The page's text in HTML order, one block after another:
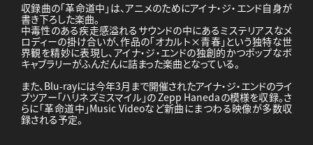
収録曲の「革命道中」は、アニメのためにアイナ・ジ・エンド自身が
書き下ろした楽曲。
中毒性のある疾走感溢れるサウンドの中にあるミステリアスなメ
ロディーの掛け合いが、作品の「オカルト×青春」という独特な世
界観を精妙に表現し、アイナ・ジ・エンドの独創的かつポップなボ
キャブラリーがふんだんに詰まった楽曲となっている。
また、Blu-rayには今年3月まで開催されたアイナ・ジ・エンドのライ
ブツアー「ハリネズミスマイル」の Zepp Hanedaの模様を収録。さ
らに「革命道中」Music Videoなど新曲にまつわる映像が多数収
録される予定。